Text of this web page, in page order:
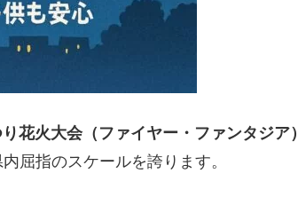
花火大会（ファイヤー・ファンタジア）
屈指のスケールを誇ります。